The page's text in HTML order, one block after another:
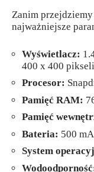
Zanim
najważniejsze
Wyświetlacz:
400 x 400 pikseli
Procesor:
Pamięć RAM:
Pamięć
Bateria: 500
System